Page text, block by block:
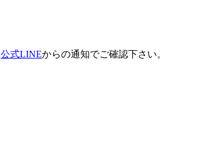
公式LINEからの通知でご確認下さい。